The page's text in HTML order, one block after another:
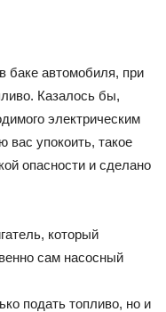
баке автомобиля, при
Казалось бы,
электрическим
вас упокоить, такое
опасности и сделано
который
сам насосный
подать топливо, но и